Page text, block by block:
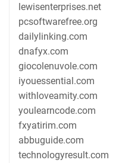
lewisenterprises.net
pcsoftwarefree.org
dailylinking.com
dnafyx.com
giocolenuvole.com
iyouessential.com
withloveamity.com
youlearncode.com
fxyatirim.com
abbuguide.com
technologyresult.com